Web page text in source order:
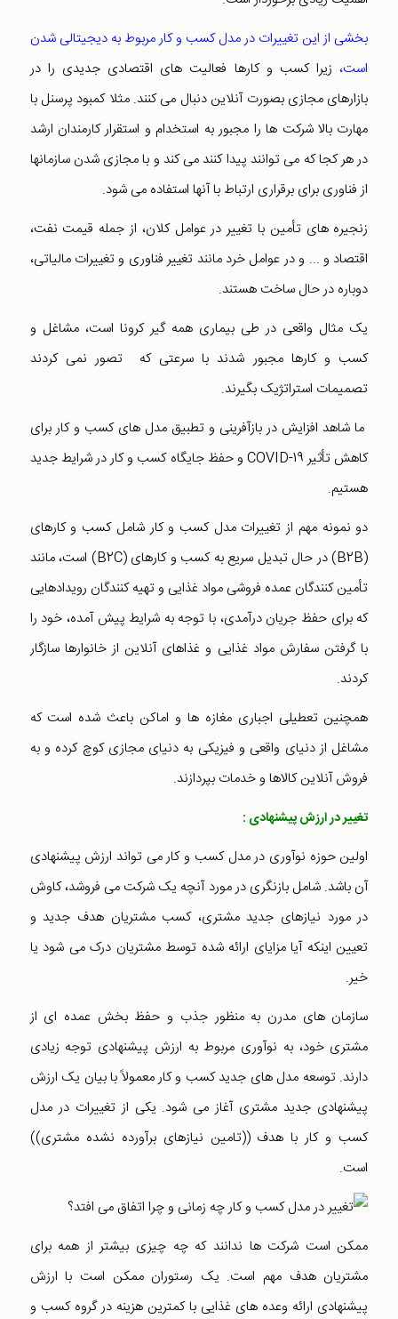
بخشی از این تغییرات در مدل کسب و کار مربوط به دیجیتالی شدن
است، زیرا کسب و کارها فعالیت های اقتصادی جدیدی را در
بازارهای مجازی بصورت آنلاین دنبال می کنند. مثلا کمبود پرسنل با
مهارت بالا شرکت ها را مجبور به استخدام و استقرار کارمندان ارشد
در هر کجا که می توانند پیدا کنند می کند و با مجازی شدن سازمانها
از فناوری برای برقراری ارتباط با آنها استفاده می شود.
زنجیره های تأمین با تغییر در عوامل کلان، از جمله قیمت نفت،
اقتصاد و ... و در عوامل خرد مانند تغییر فناوری و تغییرات مالیاتی،
دوباره در حال ساخت هستند.
یک مثال واقعی در طی بیماری همه گیر کرونا است، مشاغل و
کسب و کارها مجبور شدند با سرعتی که تصور نمی کردند
تصمیمات استراتژیک بگیرند.
ما شاهد افزایش در بازآفرینی و تطبیق مدل های کسب و کار برای
کاهش تأثیر COVID-19 و حفظ جایگاه کسب و کار در شرایط جدید
هستیم.
دو نمونه مهم از تغییرات مدل کسب و کار شامل کسب و کارهای
(B2B) در حال تبدیل سریع به کسب و کارهای (B2C) است، مانند
تأمین کنندگان عمده فروشی مواد غذایی و تهیه کنندگان رویدادهایی
که برای حفظ جریان درآمدی، با توجه به شرایط پیش آمده، خود را
با گرفتن سفارش مواد غذایی و غذاهای آنلاین از خانوارها سازگار
کردند.
همچنین تعطیلی اجباری مغازه ها و اماکن باعث شده است که
مشاغل از دنیای واقعی و فیزیکی به دنیای مجازی کوچ کرده و به
فروش آنلاین کالاها و خدمات بپردازند.
تغییر در ارزش پیشنهادی :
اولین حوزه نوآوری در مدل کسب و کار می تواند ارزش پیشنهادی
آن باشد. شامل بازنگری در مورد آنچه یک شرکت می فروشد، کاوش
در مورد نیازهای جدید مشتری، کسب مشتریان هدف جدید و
تعیین اینکه آیا مزایای ارائه شده توسط مشتریان درک می شود یا
خیر.
سازمان های مدرن به منظور جذب و حفظ بخش عمده ای از
مشتری خود، به نوآوری مربوط به ارزش پیشنهادی توجه زیادی
دارند. توسعه مدل های جدید کسب و کار معمولاً با بیان یک ارزش
پیشنهادی جدید مشتری آغاز می شود. یکی از تغییرات در مدل
کسب و کار با هدف ((تامین نیازهای برآورده نشده مشتری))
است.
ممکن است شرکت ها ندانند که چه چیزی بیشتر از همه برای
مشتریان هدف مهم است. یک رستوران ممکن است با ارزش
پیشنهادی ارائه وعده های غذایی با کمترین هزینه در گروه کسب و